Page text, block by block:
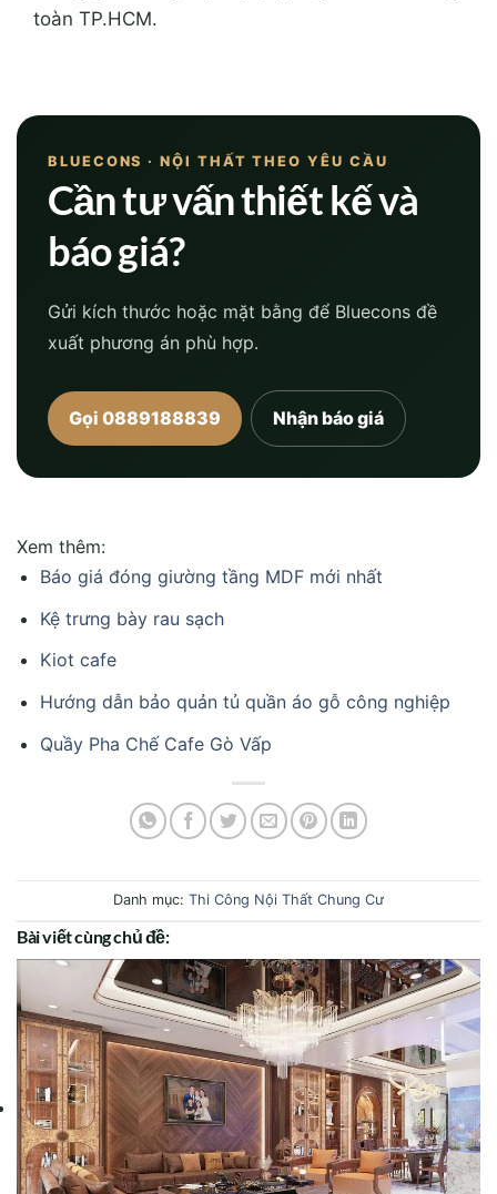
toàn TP.HCM.
BLUECONS · NỘI THẤT THEO YÊU CẦU
Cần tư vấn thiết kế và
báo giá?
Gửi kích thước hoặc mặt bằng để Bluecons đề
xuất phương án phù hợp.
Gọi 0889188839 Nhận báo giá
Xem thêm:
Báo giá đóng giường tầng MDF mới nhất
Kệ trưng bày rau sạch
Kiot cafe
Hướng dẫn bảo quản tủ quần áo gỗ công nghiệp
Quầy Pha Chế Cafe Gò Vấp
Danh mục: Thi Công Nội Thất Chung Cư
Bài viết cùng chủ đề: